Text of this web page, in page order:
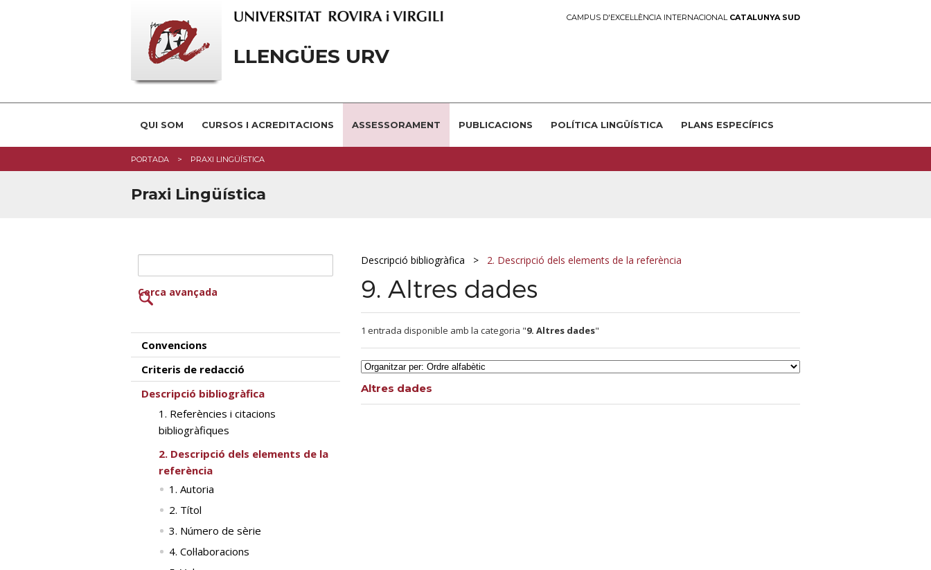
CAMPUS D'EXCEL·LÈNCIA INTERNACIONAL CATALUNYA SUD
LLENGÜES URV
QUI SOM CURSOS I ACREDITACIONS ASSESSORAMENT PUBLICACIONS POLÍTICA LINGÜÍSTICA PLANS ESPECÍFICS
PORTADA PRAXI LINGÜÍSTICA
Praxi Lingüística
Descripció bibliogràfica 2. Descripció dels elements de la referència
9. Altres dades
1 entrada disponible amb la categoria "9. Altres dades"
Altres dades
Cerca avançada
Convencions
Criteris de redacció
Descripció bibliogràfica
1. Referències i citacions
bibliogràfiques
2. Descripció dels elements de la
referència
1. Autoria
2. Títol
3. Número de sèrie
4. Col·laboracions